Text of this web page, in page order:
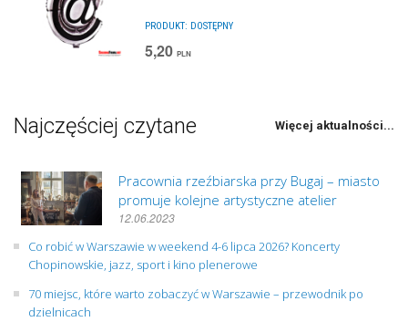
PRODUKT: DOSTĘPNY
5,20 PLN
Najczęściej czytane Więcej aktualności...
Pracownia rzeźbiarska przy Bugaj – miasto
promuje kolejne artystyczne atelier
12.06.2023
Co robić w Warszawie w weekend 4-6 lipca 2026? Koncerty
Chopinowskie, jazz, sport i kino plenerowe
70 miejsc, które warto zobaczyć w Warszawie – przewodnik po
dzielnicach